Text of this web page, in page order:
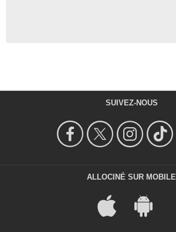
SUIVEZ-NOUS
ALLOCINÉ SUR MOBILE